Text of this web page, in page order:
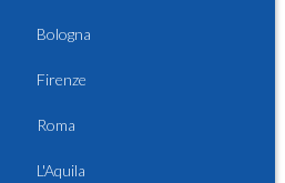
Bologna
Firenze
Roma
L'Aquila